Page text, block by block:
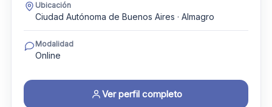
Ubicación
Ciudad Autónoma de Buenos Aires · Almagro
Modalidad
Online
Ver perfil completo